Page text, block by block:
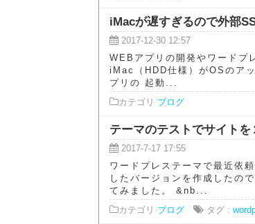
iMacが遅すぎるので外部
2017-12-30 12:57
WEBアプリの開発やワードプ
iMac（HDD仕様）がOSのア
プリの 起動...
カテゴリ ブログ
テーマのテストでサイト
2017-7-17 17:55
ワードプレステーマで最近依
したバージョンを作成したの
てみました。 &nb...
カテゴリ ブログ タグ :